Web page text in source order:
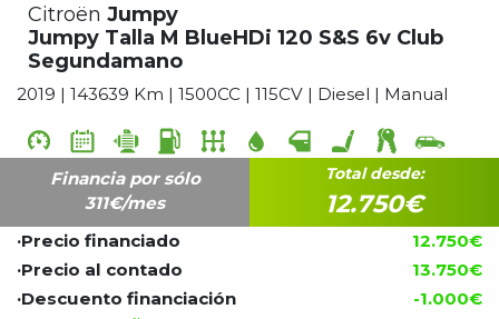
Citroën Jumpy
Jumpy Talla M BlueHDi 120 S&S 6v Club
Segundamano
2019 | 143639 Km | 1500CC | 115CV | Diesel | Manual
Financia por sólo
311€/mes
Total desde:
12.750€
·Precio financiado
12.750€
·Precio al contado
13.750€
·Descuento financiación
-1.000€